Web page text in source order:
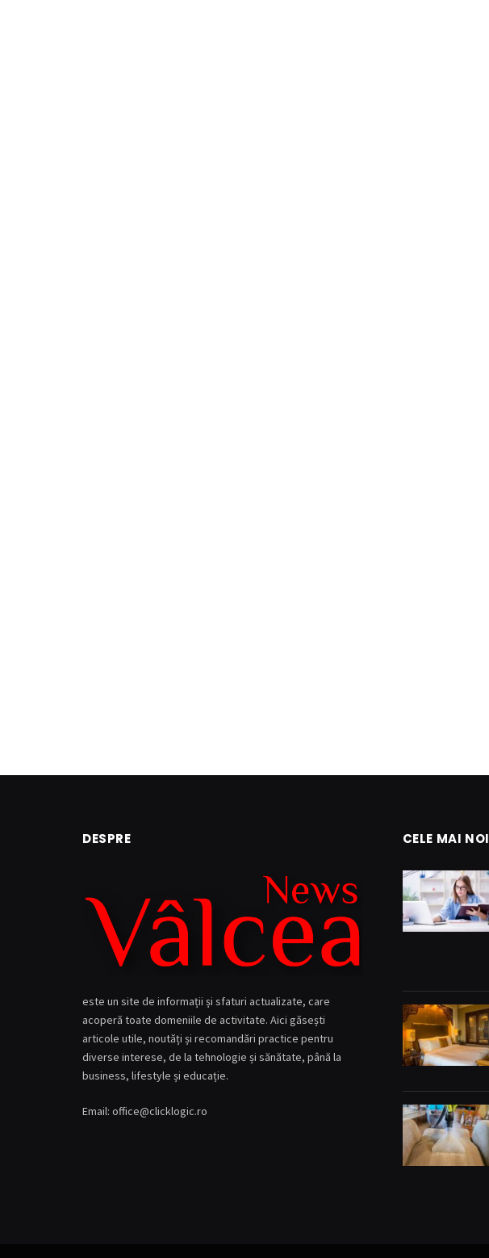
DESPRE
este un site de informații și sfaturi actualizate, care
acoperă toate domeniile de activitate. Aici găsești
articole utile, noutăți și recomandări practice pentru
diverse interese, de la tehnologie și sănătate, până la
business, lifestyle și educație.
Email: office@clicklogic.ro
CELE MAI NOI